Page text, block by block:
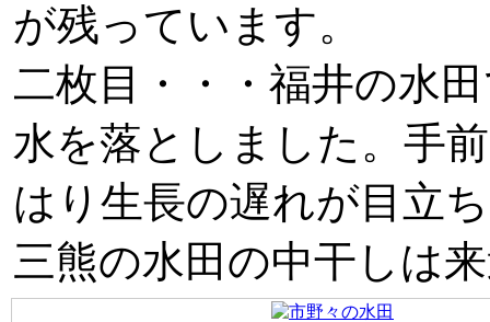
が残っています。
二枚目・・・福井の水
水を落としました。手
はり生長の遅れが目立
三熊の水田の中干しは